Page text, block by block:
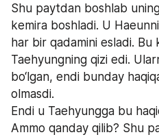
Shu paytdan boshlab
kemira boshladi. U
har bir qadamini esladi. Bu
Taehyungning qizi edi.
bo‘lgan, endi bunday
olmasdi.
Endi u Taehyungga bu
Ammo qanday qilib? Shu